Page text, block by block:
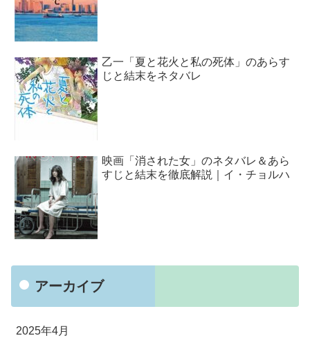
乙一「夏と花火と私の死体」のあらす
じと結末をネタバレ
映画「消された女」のネタバレ＆あら
すじと結末を徹底解説｜イ・チョルハ
アーカイブ
2025年4月